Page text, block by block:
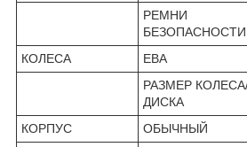
РЕМНИ
БЕЗОПАСНОСТИ
КОЛЕСА ЕВА
РАЗМЕР
ДИСКА
КОРПУС ОБЫЧНЫЙ